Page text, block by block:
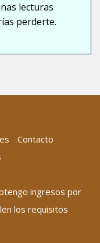
lecturas
perderte.
Contacto
ingresos por
los requisitos